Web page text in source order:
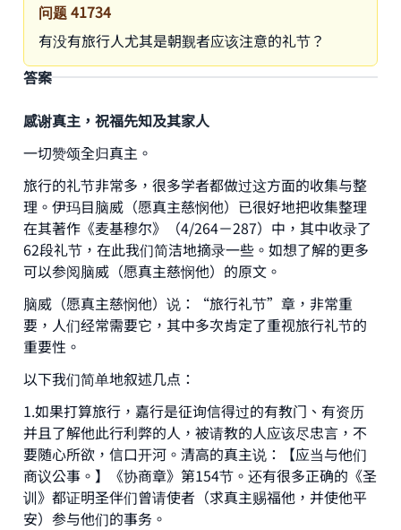
问题41734
有没有旅行人尤其是朝觐者应该注意的礼节？
答案
感谢真主，祝福先知及其家人
一切赞颂全归真主。
旅行的礼节非常多，很多学者都做过这方面的收集与整
理。伊玛目脑威（愿真主慈悯他）已很好地把收集整理
在其著作《麦基穆尔》（4/264－287）中，其中收录了
62段礼节，在此我们简洁地摘录一些。如想了解的更多
可以参阅脑威（愿真主慈悯他）的原文。
脑威（愿真主慈悯他）说：“旅行礼节”章，非常重
要，人们经常需要它，其中多次肯定了重视旅行礼节的
重要性。
以下我们简单地叙述几点：
1.如果打算旅行，嘉行是征询信得过的有教门、有资历
并且了解他此行利弊的人，被请教的人应该尽忠言，不
要随心所欲，信口开河。清高的真主说：【应当与他们
商议公事。】《协商章》第154节。还有很多正确的《圣
训》都证明圣伴们曾请使者（求真主赐福他，并使他平
安）参与他们的事务。